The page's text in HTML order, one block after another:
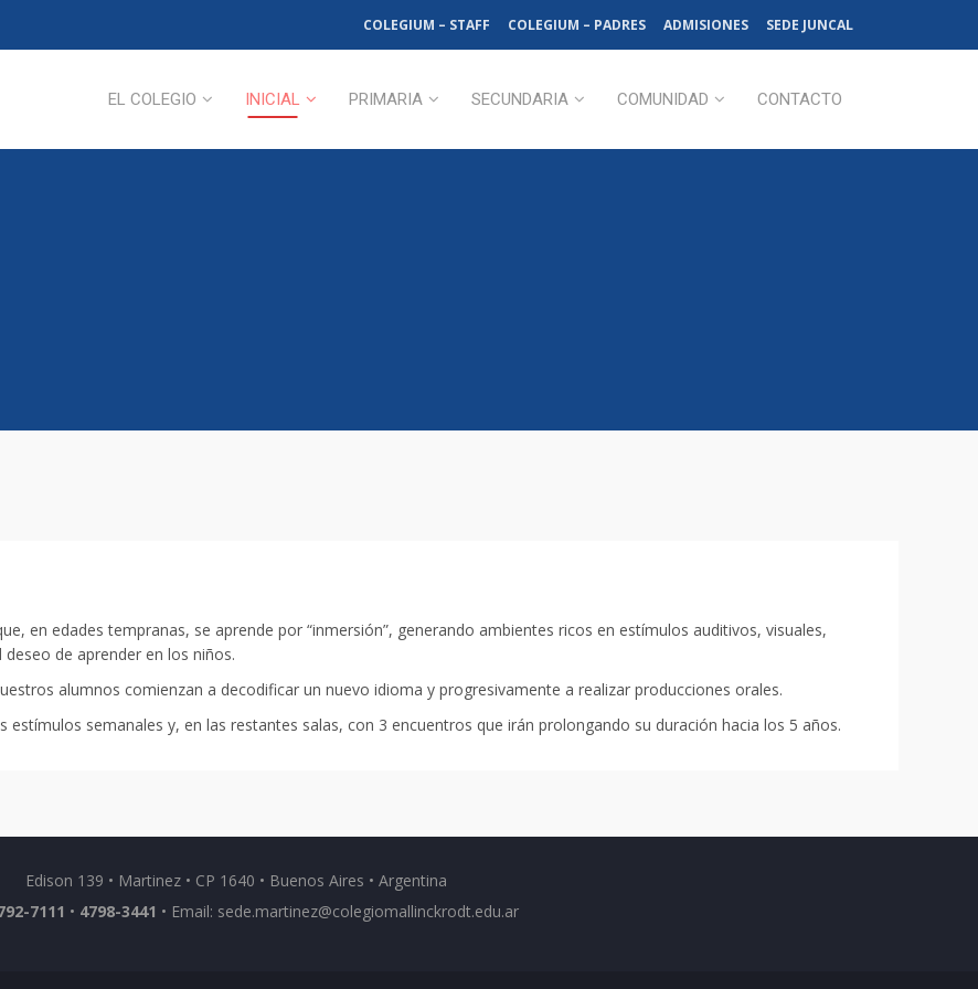
COLEGIUM – STAFF COLEGIUM – PADRES ADMISIONES SEDE JUNCAL
EL COLEGIO INICIAL PRIMARIA SECUNDARIA COMUNIDAD CONTACTO
en edades tempranas, se aprende por “inmersión”, generando ambientes ricos en estímulos auditivos, visuales,
de aprender en los niños.
alumnos comienzan a decodificar un nuevo idioma y progresivamente a realizar producciones orales.
semanales y, en las restantes salas, con 3 encuentros que irán prolongando su duración hacia los 5 años.
Edison 139 • Martinez • CP 1640 • Buenos Aires • Argentina
7111 • 4798-3441 • Email: sede.martinez@colegiomallinckrodt.edu.ar